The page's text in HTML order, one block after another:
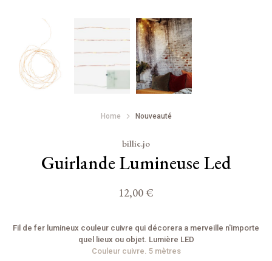
Home Nouveauté
billie.jo
Guirlande Lumineuse Led
12,00 €
Fil de fer lumineux couleur cuivre qui décorera a merveille n'importe
quel lieux ou objet. Lumière LED
Couleur cuivre. 5 mètres